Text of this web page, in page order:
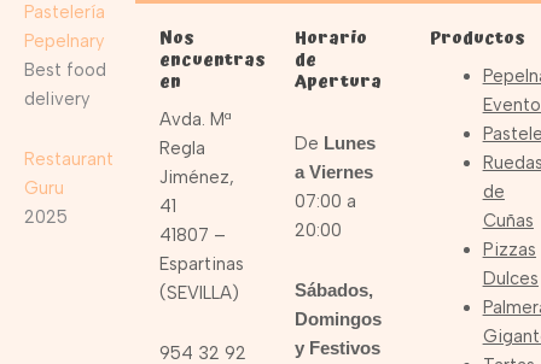
Pastelería
Pepelnary
Best food
delivery
Restaurant
Guru
2025
Nos
encuentras
en
Avda. Mª
Regla
Jiménez,
41
41807 –
Espartinas
(SEVILLA)
954 32 92
Horario
de
Apertura
De Lunes
a Viernes
07:00 a
20:00
Sábados,
Domingos
y Festivos
Productos
de
Cuñas
Pizzas
Dulces